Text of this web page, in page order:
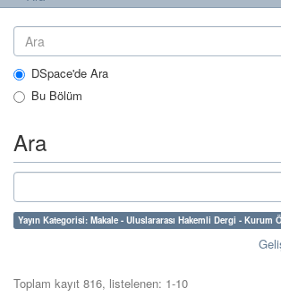
DSpace'de Ara
Bu Bölüm
Ara
Yayın Kategorisi: Makale - Uluslararası Hakemli Dergi - Kurum
Toplam kayıt 816, listelenen: 1-10